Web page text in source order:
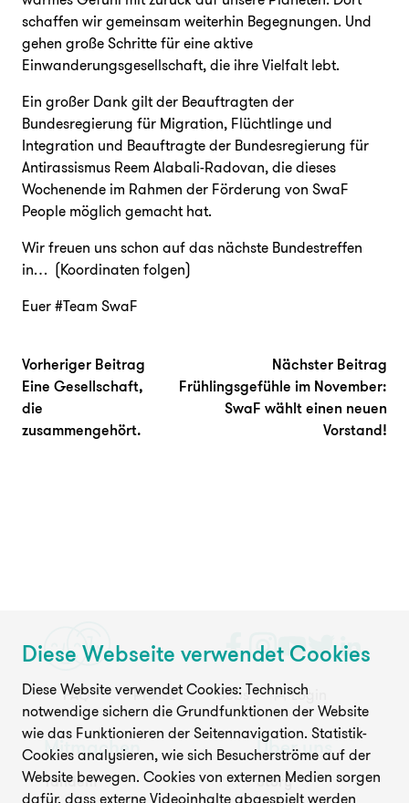
schaffen wir gemeinsam weiterhin Begegnungen. Und
gehen große Schritte für eine aktive
Einwanderungsgesellschaft, die ihre Vielfalt lebt.
Ein großer Dank gilt der Beauftragten der
Bundesregierung für Migration, Flüchtlinge und
Integration und Beauftragte der Bundesregierung für
Antirassismus Reem Alabali-Radovan, die dieses
Wochenende im Rahmen der Förderung von SwaF
People möglich gemacht hat.
Wir freuen uns schon auf das nächste Bundestreffen
in… (Koordinaten folgen)
Euer #Team SwaF
Beitragsnavigation
Vorheriger Beitrag
Eine Gesellschaft,
die
zusammengehört.
Nächster Beitrag
Frühlingsgefühle im November:
SwaF wählt einen neuen
Vorstand!
FAQ Presse Jobs Login
Mitmachen
Tandem
Über uns
Story
Diese Webseite verwendet Cookies
Diese Website verwendet Cookies: Technisch
notwendige sichern die Grundfunktionen der Website
wie das Funktionieren der Seitennavigation. Statistik-
Cookies analysieren, wie sich Besucherströme auf der
Website bewegen. Cookies von externen Medien sorgen
dafür, dass externe Videoinhalte abgespielt werden